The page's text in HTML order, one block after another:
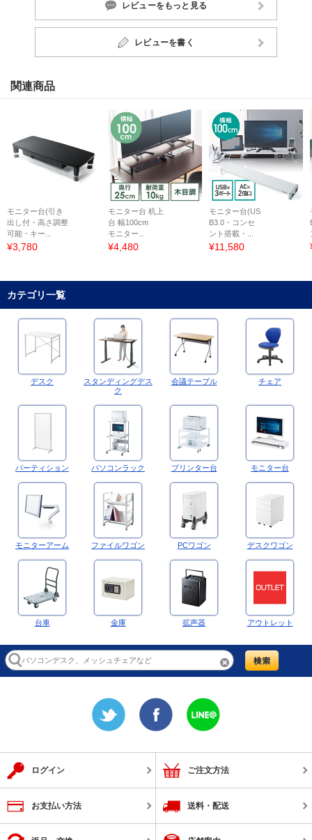
レビューをもっと見る
レビューを書く
関連商品
モニター台(引き
出し付・高さ調整
可能・キー...
¥3,780
モニター台 机上
台 幅100cm
モニター...
¥4,480
モニター台(US
B3.0・コンセ
ント搭載・...
¥11,580
カテゴリ一覧
デスク
スタンディングデス
ク
会議テーブル チェア
パーティション パソコンラック プリンター台 モニター台
モニターアーム ファイルワゴン PCワゴン デスクワゴン
台車 金庫 拡声器 アウトレット
ログイン ご注文方法
お支払い方法 送料・配送